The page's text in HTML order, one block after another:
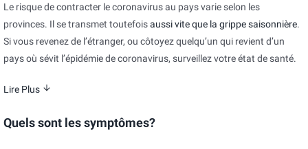
Le risque de contracter le coronavirus au pays varie selon les
provinces. Il se transmet toutefoisaussi vite que la grippe saisonnière.
Si vous revenez de l’étranger, ou côtoyez quelqu’un qui revient d’un
pays où sévit l’épidémie de coronavirus, surveillez votre état de santé.
Lire Plus
Quels sont les symptômes?